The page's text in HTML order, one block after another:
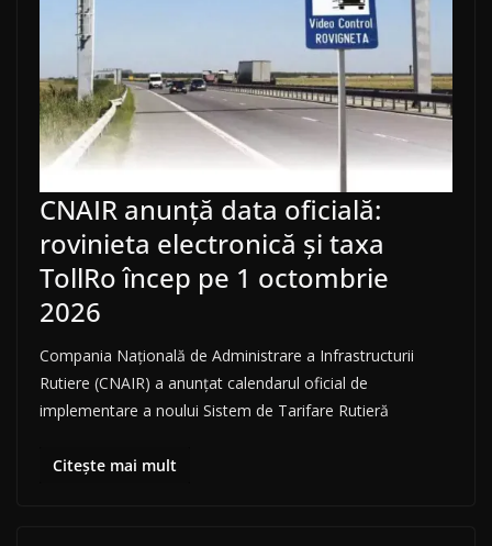
CNAIR anunță data oficială:
rovinieta electronică și taxa
TollRo încep pe 1 octombrie
2026
Compania Națională de Administrare a Infrastructurii
Rutiere (CNAIR) a anunțat calendarul oficial de
implementare a noului Sistem de Tarifare Rutieră
Citește mai mult